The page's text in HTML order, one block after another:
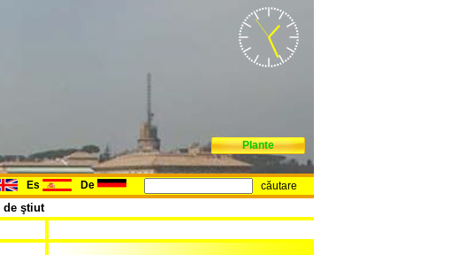
Plante
Es De
de ştiut